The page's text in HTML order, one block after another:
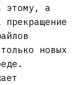
этому, а
новых